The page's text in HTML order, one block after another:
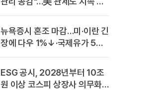
의
뉴욕증시 혼조 마감…미·이란 긴
장에 다우 1%↓·국제유가 5%
급등
ESG 공시, 2028년부터 10조
원 이상 코스피 상장사 의무화…